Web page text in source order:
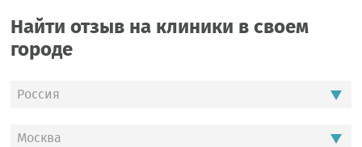
Найти отзыв на клиники в своем
городе
Россия
Москва